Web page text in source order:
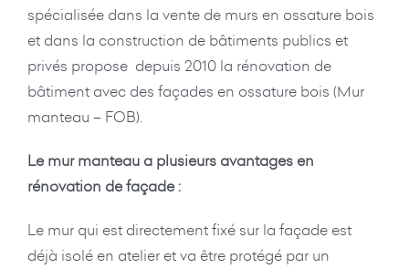
spécialisée dans la vente de murs en ossature bois
et dans la construction de bâtiments publics et
privés propose depuis 2010 la rénovation de
bâtiment avec des façades en ossature bois (Mur
manteau – FOB).
Le mur manteau a plusieurs avantages en
rénovation de façade :
Le mur qui est directement fixé sur la façade est
déjà isolé en atelier et va être protégé par un